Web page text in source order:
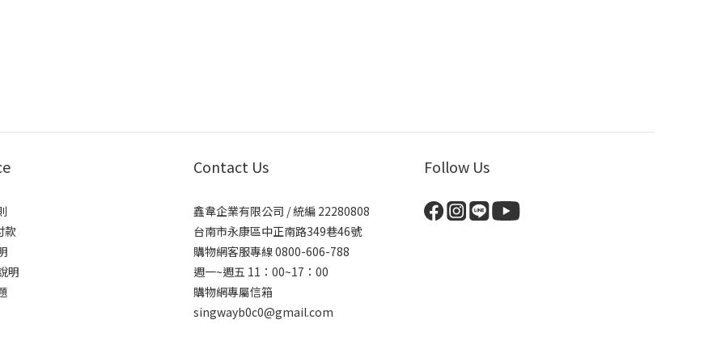
款
明
Contact Us
鑫韋企業有限公司 / 統編 22280808
台南市永康區中正南路349巷46號
購物網客服專線 0800-606-788
週一~週五 11：00~17：00
購物網專屬信箱
singwayb0c0@gmail.com
Follow Us